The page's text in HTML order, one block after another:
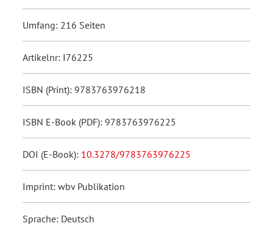
Umfang: 216 Seiten
Artikelnr: I76225
ISBN (Print): 9783763976218
ISBN E-Book (PDF): 9783763976225
DOI (E-Book): 10.3278/9783763976225
Imprint: wbv Publikation
Sprache: Deutsch